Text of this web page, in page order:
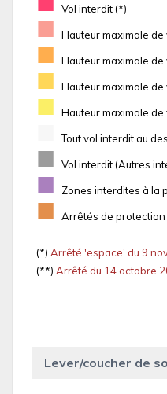
Vol interdit (*)
■ Hauteur maximale de
■ Hauteur maximale de
■ Hauteur maximale de
■ Hauteur maximale de
Tout vol interdit au
■ Vol interdit (Autres
■ Zones interdites à la
■ Arrêtés de protection
(*) Arrêté 'espace' du 9
(**) Arrêté du 14 octobre
Lever/coucher de